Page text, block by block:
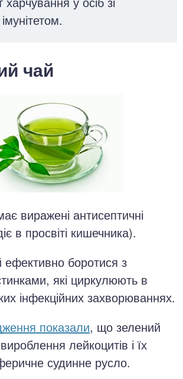
чай
виражені антисептичні
в просвіті кишечника).
ефективно боротися з
які циркулюють в
інфекційних захворюваннях.
показали, що зелений
лейкоцитів і їх
судинне русло.